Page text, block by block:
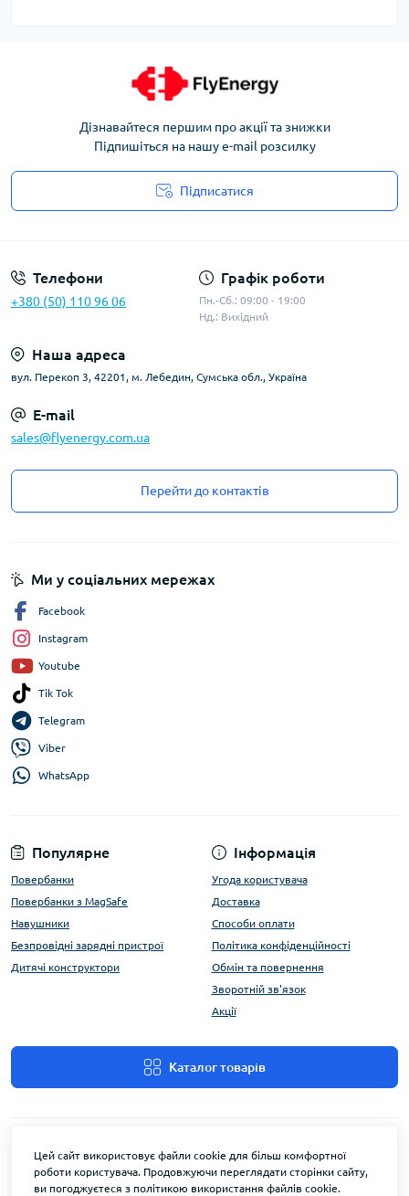
Дізнавайтеся першим про акції та знижки
Підпишіться на нашу e-mail розсилку
Підписатися
Телефони
+380 (50) 110 96 06
Графік роботи
Пн.-Сб.: 09:00 - 19:00
Нд.: Вихідний
Наша адреса
вул. Перекоп 3, 42201, м. Лебедин, Сумська обл., Україна
E-mail
sales@flyenergy.com.ua
Перейти до контактів
Популярне
Повербанки
Повербанки з MagSafe
Навушники
Безпровідні зарядні пристрої
Дитячі конструктори
Інформація
Угода користувача
Доставка
Способи оплати
Політика конфіденційності
Обмін та повернення
Зворотній зв'язок
Акції
Каталог товарів
Ми у соціальних мережах
Facebook
Instagram
Youtube
Tik Tok
Telegram
Viber
WhatsApp
Цей сайт використовує файли cookie для більш комфортної
роботи користувача. Продовжуючи переглядати сторінки сайту,
ви погоджуєтеся з політикою використання файлів cookie.